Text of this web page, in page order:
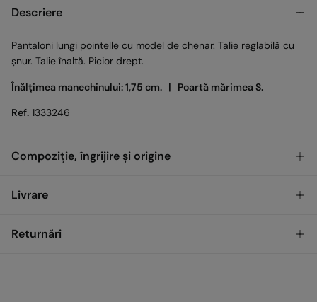
Descriere
Pantaloni lungi pointelle cu model de chenar. Talie reglabilă cu
șnur. Talie înaltă. Picior drept.
Înălțimea manechinului: 1,75 cm. | Poartă mărimea S.
Ref. 1333246
Compoziție, îngrijire și origine
Compoziţie
Îngrijire
Livrare
Ridicare din magazin
Returnări